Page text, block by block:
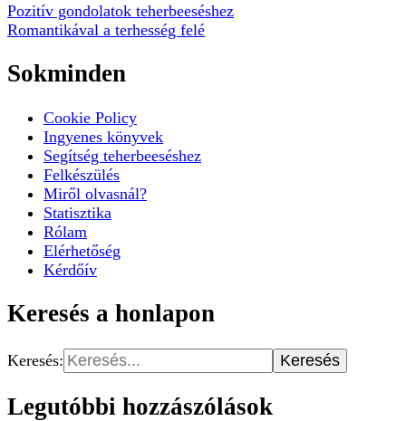
Pozitív gondolatok teherbeeséshez
Romantikával a terhesség felé
Sokminden
Cookie Policy
Ingyenes könyvek
Segítség teherbeeséshez
Felkészülés
Miről olvasnál?
Statisztika
Rólam
Elérhetőség
Kérdőív
Keresés a honlapon
Keresés:
Legutóbbi hozzászólások